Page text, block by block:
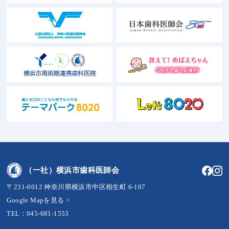
（一社）横浜市歯科医師会
〒231-0012 神奈川県横浜市中区相生町 6-107
Google Mapを見る >
TEL：045-681-1553